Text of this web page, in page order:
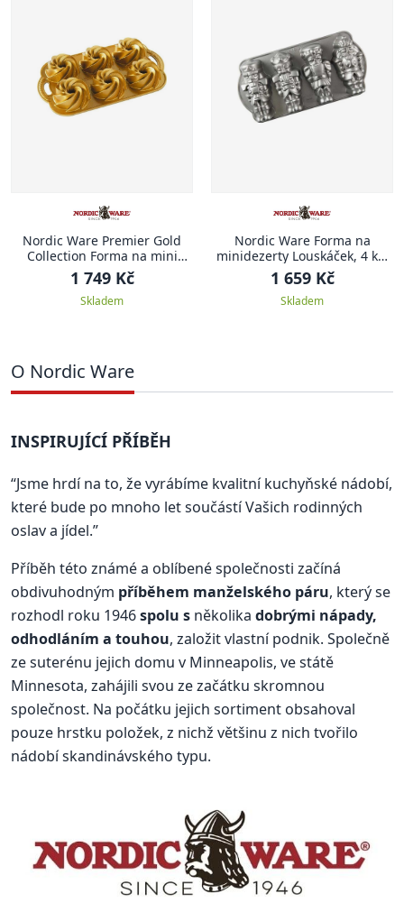
Nordic Ware Premier Gold
Collection Forma na mini
bábovky Heritage, zlatá, 950
ml
1 749 Kč
Skladem
Nordic Ware Forma na
minidezerty Louskáček, 4 ks,
stříbrná
1 659 Kč
Skladem
O Nordic Ware
INSPIRUJÍCÍ PŘÍBĚH
“Jsme hrdí na to, že vyrábíme kvalitní kuchyňské nádobí,
které bude po mnoho let součástí Vašich rodinných
oslav a jídel.”
Příběh této známé a oblíbené společnosti začíná
obdivuhodným příběhem manželského páru, který se
rozhodl roku 1946spolu s několika dobrými nápady,
odhodláním a touhou, založit vlastní podnik. Společně
ze suterénu jejich domu v Minneapolis, ve státě
Minnesota, zahájili svou ze začátku skromnou
společnost. Na počátku jejich sortiment obsahoval
pouze hrstku položek, z nichž většinu z nich tvořilo
nádobí skandinávského typu.